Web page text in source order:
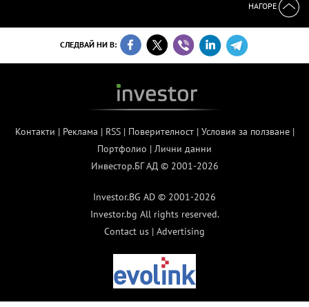
НАГОРЕ
СЛЕДВАЙ НИ В:
Контакти | Реклама | RSS| Поверителност| Условия за ползване|
Портфолио | Лични данни
Инвестор.БГ АД © 2001-2026
Investor.BG AD © 2001-2026
Investor.bg All rights reserved.
Contact us | Advertising